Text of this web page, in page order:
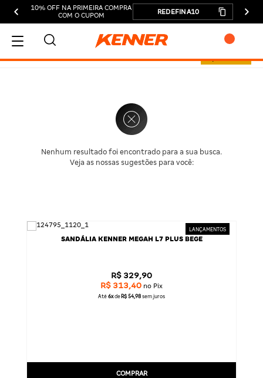
10% OFF NA PRIMEIRA COMPRA
COM O CUPOM
REDEFINA10
SLIDES
CONTINUAR COMPRANDO
0 produtos
Nenhum resultado foi encontrado para a sua busca.
Veja as nossas sugestões para você:
SANDÁLIA KENNER MEGAH L7 PLUS BEGE
R$ 329,90
R$ 313,40 no Pix
Até 6x de R$ 54,98 sem juros
COMPRAR